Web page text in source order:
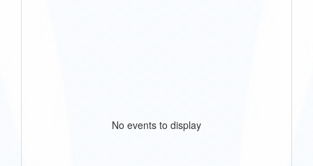
No events to display